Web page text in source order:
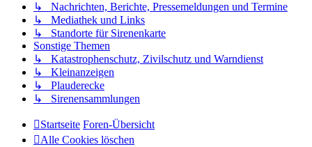
↳ Nachrichten, Berichte, Pressemeldungen und Termine
↳ Mediathek und Links
↳ Standorte für Sirenenkarte
Sonstige Themen
↳ Katastrophenschutz, Zivilschutz und Warndienst
↳ Kleinanzeigen
↳ Plauderecke
↳ Sirenensammlungen
Startseite Foren-Übersicht
Alle Cookies löschen